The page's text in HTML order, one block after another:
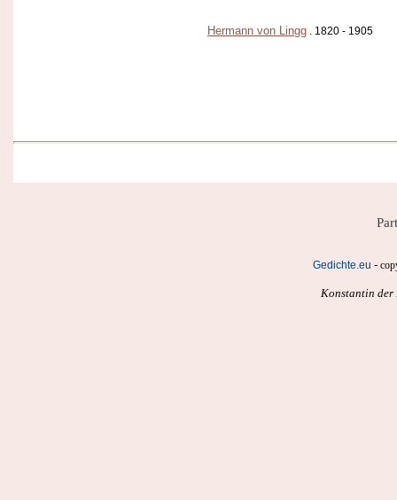
Hermann von Lingg . 1820 - 1905
Gedichte.eu -
Konstantin der